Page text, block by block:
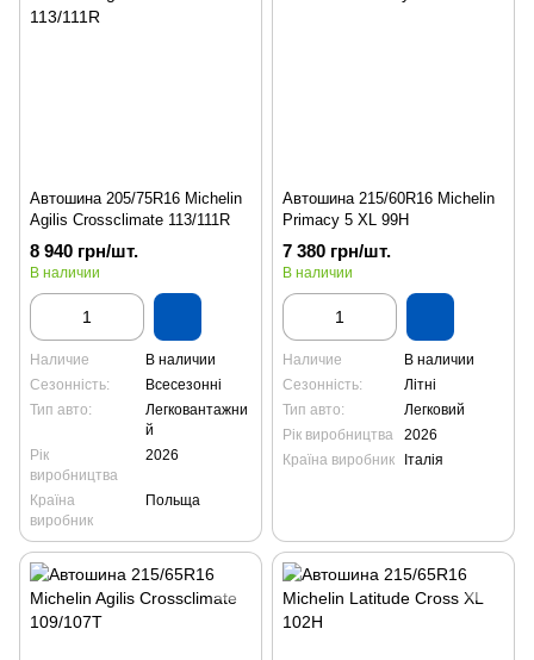
Автошина 205/75R16 Michelin
Agilis Crossclimate 113/111R
8 940 грн/шт.
В наличии
Наличие
В наличии
Сезонність:
Всесезонні
Тип авто:
Легковантажни
й
Рік
виробництва
2026
Країна
виробник
Польща
Автошина 215/60R16 Michelin
Primacy 5 XL 99H
7 380 грн/шт.
В наличии
Наличие
В наличии
Сезонність:
Літні
Тип авто:
Легковий
Рік виробництва
2026
Країна виробник
Італія